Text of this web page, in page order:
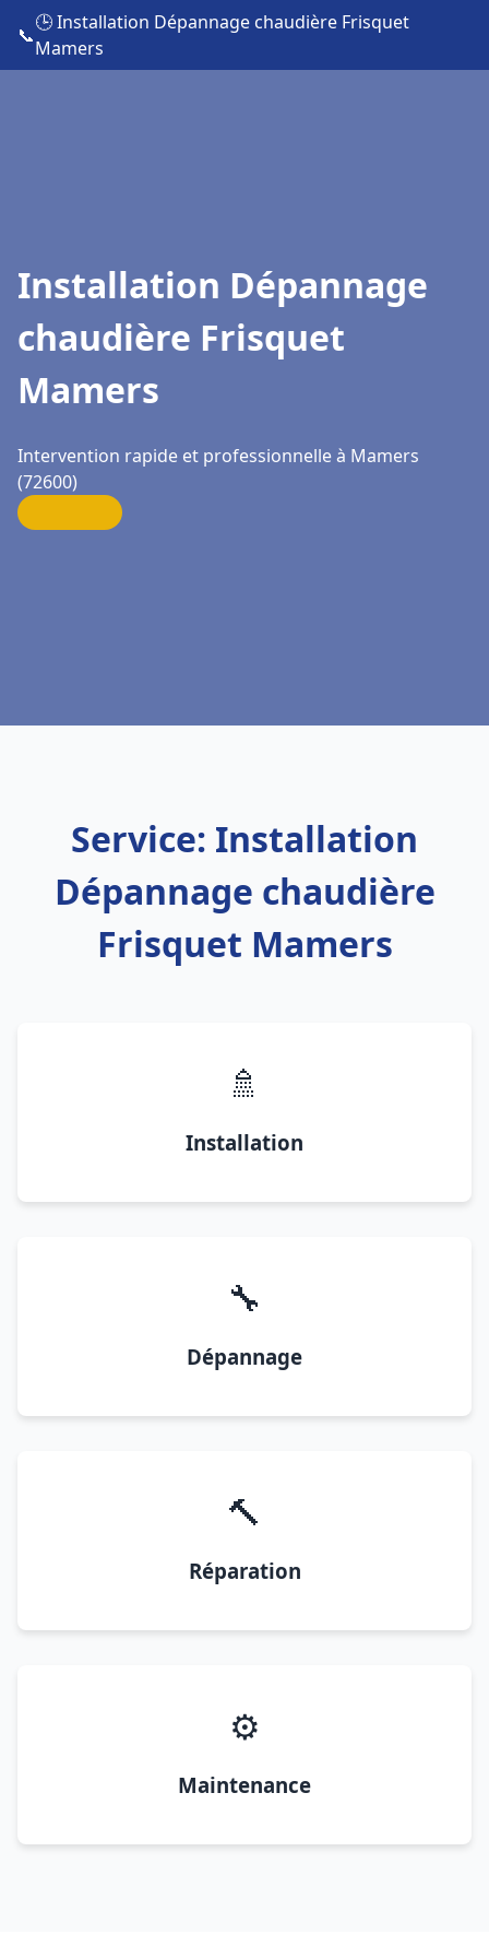
📞
🕒 Installation Dépannage chaudière Frisquet
Mamers
Installation Dépannage
chaudière Frisquet
Mamers
Intervention rapide et professionnelle à Mamers
(72600)
Service: Installation
Dépannage chaudière
Frisquet Mamers
🚿
Installation
🔧
Dépannage
🔨
Réparation
⚙️
Maintenance